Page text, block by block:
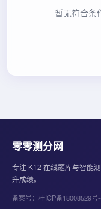
暂无符合条
零零测分网
专注 K12 在线题库与智能
升成绩。
备案号：桂ICP备18008529号